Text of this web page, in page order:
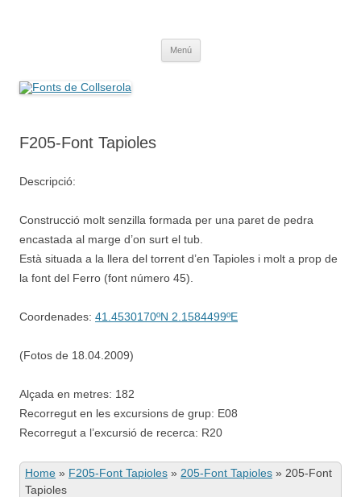
Menú
F205-Font Tapioles
Descripció:
Construcció molt senzilla formada per una paret de pedra
encastada al marge d’on surt el tub.
Està situada a la llera del torrent d’en Tapioles i molt a prop de
la font del Ferro (font número 45).
Coordenades: 41.4530170ºN 2.1584499ºE
(Fotos de 18.04.2009)
Alçada en metres: 182
Recorregut en les excursions de grup: E08
Recorregut a l’excursió de recerca: R20
Home » F205-Font Tapioles » 205-Font Tapioles » 205-Font
Tapioles